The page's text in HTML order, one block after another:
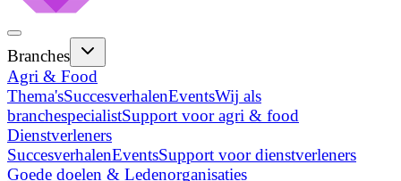
Branches
Agri & Food
Thema'sSuccesverhalenEventsWij als
branchespecialistSupport voor agri & food
Dienstverleners
SuccesverhalenEventsSupport voor dienstverleners
Goede doelen & Ledenorganisaties